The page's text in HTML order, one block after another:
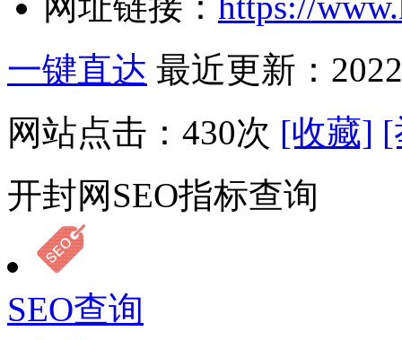
一键直达 最近更新：
网站点击： 430次 [收藏] [
开封网SEO指标查询
SEO查询